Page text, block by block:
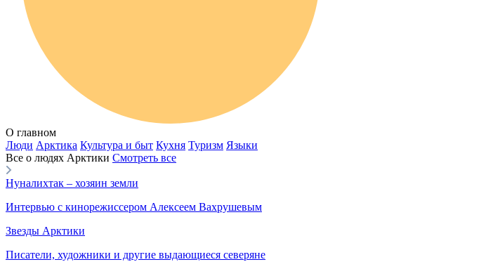
О главном
Люди Арктика Культура и быт Кухня Туризм Языки
Все о людях Арктики Смотреть все
Нуналихтак – хозяин земли
Интервью с кинорежиссером Алексеем Вахрушевым
Звезды Арктики
Писатели, художники и другие выдающиеся северяне